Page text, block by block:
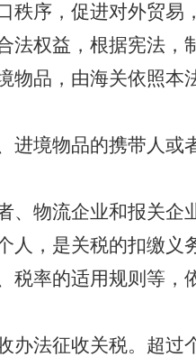
序，促进对外贸易
权益，根据宪法，
品，由海关依照本
境物品的携带人或
、物流企业和报关企
，是关税的扣缴义
率的适用规则等，
法征收关税。超过